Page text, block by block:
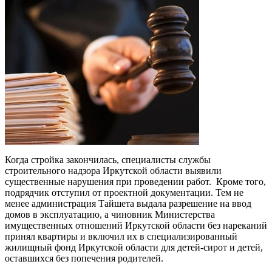
Когда стройка закончилась, специалисты службы
строительного надзора Иркутской области выявили
существенные нарушения при проведении работ. Кроме того,
подрядчик отступил от проектной документации. Тем не
менее администрация Тайшета выдала разрешение на ввод
домов в эксплуатацию, а чиновник Министерства
имущественных отношений Иркутской области без нареканий
принял квартиры и включил их в специализированный
жилищный фонд Иркутской области для детей-сирот и детей,
оставшихся без попечения родителей.